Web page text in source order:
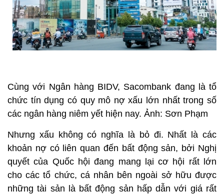
Cùng với Ngân hàng BIDV, Sacombank đang là tổ
chức tín dụng có quy mô nợ xấu lớn nhất trong số
các ngân hàng niêm yết hiện nay. Ảnh: Sơn Phạm
Nhưng xấu không có nghĩa là bỏ đi. Nhất là các
khoản nợ có liên quan đến bất động sản, bởi Nghị
quyết của Quốc hội đang mang lại cơ hội rất lớn
cho các tổ chức, cá nhân bên ngoài sở hữu được
những tài sản là bất động sản hấp dẫn với giá rất